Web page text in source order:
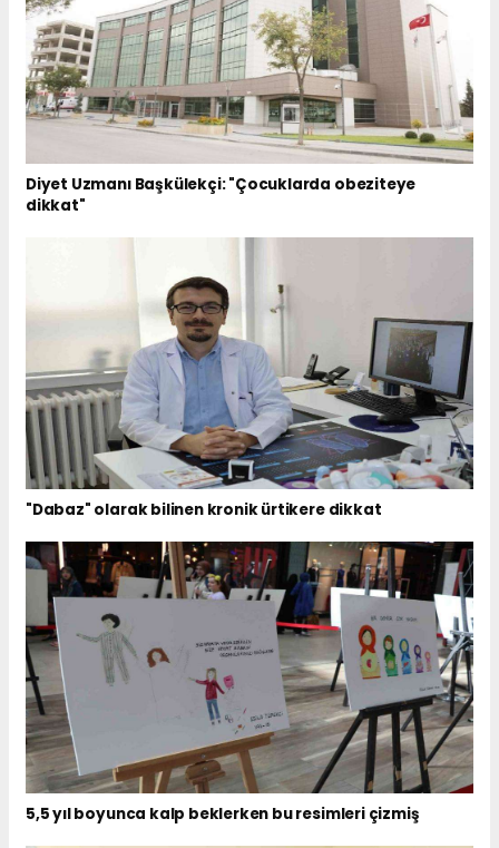
Diyet Uzmanı Başkülekçi: "Çocuklarda obeziteye
dikkat"
"Dabaz" olarak bilinen kronik ürtikere dikkat
5,5 yıl boyunca kalp beklerken bu resimleri çizmiş